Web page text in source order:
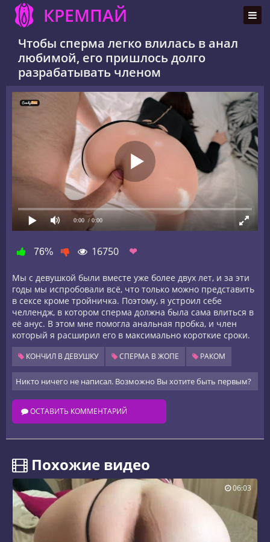
КРЕМПАЙ
Чтобы сперма легко влилась в анал
любимой, его пришлось долго
разрабатывать членом
0:00 / 0:00
76% 16750 ❤
Мы с девушкой были вместе уже более двух лет, и за эти
годы мы испробовали всё, что только можно представить
в сексе кроме тройничка. Поэтому, я устроил себе
челлендж, в котором сперма должна была сама влиться в
её анус. В этом мне помогла анальная пробка, и член
который я расширил его в максимально короткие сроки.
КОНЧИЛ В ДЕВУШКУ СПЕРМА В ЖОПЕ РАКОМ
Никто ничего не написал. Возможно Вы хотите быть первым?
ОСТАВИТЬ КОММЕНТАРИЙ
️ Похожие видео
06:03